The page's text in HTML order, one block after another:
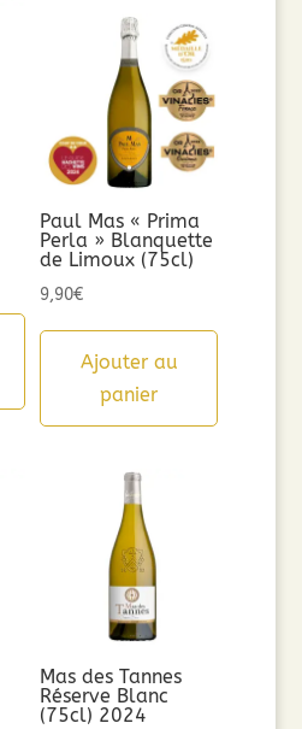
Paul Mas « Prima
Perla » Blanquette
de Limoux (75cl)
9,90€
Ajouter au
panier
Mas des Tannes
Réserve Blanc
(75cl) 2024